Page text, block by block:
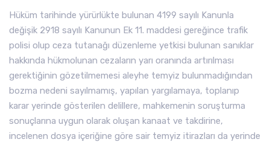
Hüküm tarihinde yürürlükte bulunan 4199 sayılı Kanunla
değişik 2918 sayılı Kanunun Ek 11. maddesi gereğince trafik
polisi olup ceza tutanağı düzenleme yetkisi bulunan sanıklar
hakkında hükmolunan cezaların yarı oranında artırılması
gerektiğinin gözetilmemesi aleyhe temyiz bulunmadığından
bozma nedeni sayılmamış, yapılan yargılamaya, toplanıp
karar yerinde gösterilen delillere, mahkemenin soruşturma
sonuçlarına uygun olarak oluşan kanaat ve takdirine,
incelenen dosya içeriğine göre sair temyiz itirazları da yerinde